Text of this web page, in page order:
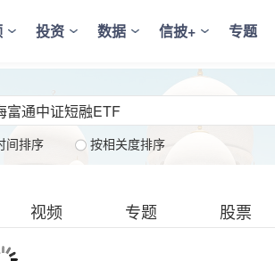
投资 数据 信披+ 专题
间排序 按相关度排序
视频 专题 股票